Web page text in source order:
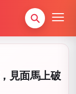
見面馬上破